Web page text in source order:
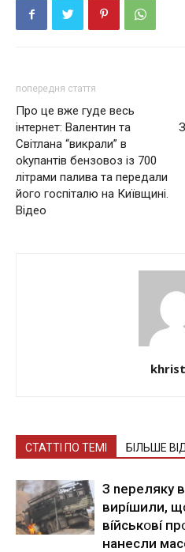
попередня стаття
Про це вже гуде весь
інтернет: Валентин тa
Світлана “викрали” в
оkупантів бeнзoвoз iз 700
лiтpaми пaливa тa пepeдaли
йoгo гocпiтaлю нa Київщинi.
Відео
СТАТТІ ПО ТЕМІ БІЛЬШЕ
З nepeлякy
виpíшили,
вíйcькօвí
нaнecли